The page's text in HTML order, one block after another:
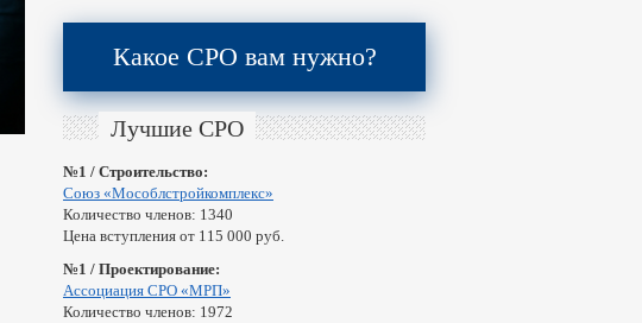
Какое СРО вам нужно?
Лучшие СРО
№1 / Строительство:
Союз «Мособлстройкомплекс»
Количество членов: 1340
Цена вступления от 115 000 руб.
№1 / Проектирование:
Ассоциация СРО «МРП»
Количество членов: 1972